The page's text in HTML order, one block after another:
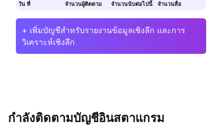
วัน ที่ จำนวนผู้ติดตาม จำนวนนับต่อไปนี้ จำนวนสื่อ
+ เพิ่มบัญชีสำหรับรายงานข้อมูลเชิงลึก และการ
วิเคราะห์เชิงลึก
กำลังติดตามบัญชีอินสตาแกรม